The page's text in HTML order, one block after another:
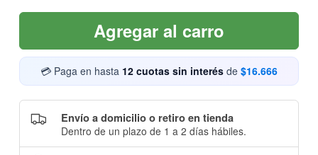
Agregar al carro
💳 Paga en hasta 12 cuotas sin interés de $16.666
Envío a domicilio o retiro en tienda
Dentro de un plazo de 1 a 2 días hábiles.